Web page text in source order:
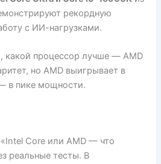
рекордную
с ИИ-нагрузками.
какой процессор лучше — AMD
но AMD выигрывает в
в пике мощности.
Core или AMD — что
реальные тесты. В